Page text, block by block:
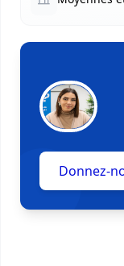
Donnez-